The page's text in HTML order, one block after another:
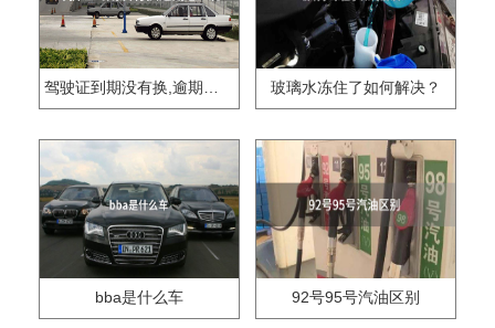
驾驶证到期没有换,逾期怎么办?? 玻璃水冻住了如何解决？
bba是什么车 92号95号汽油区别